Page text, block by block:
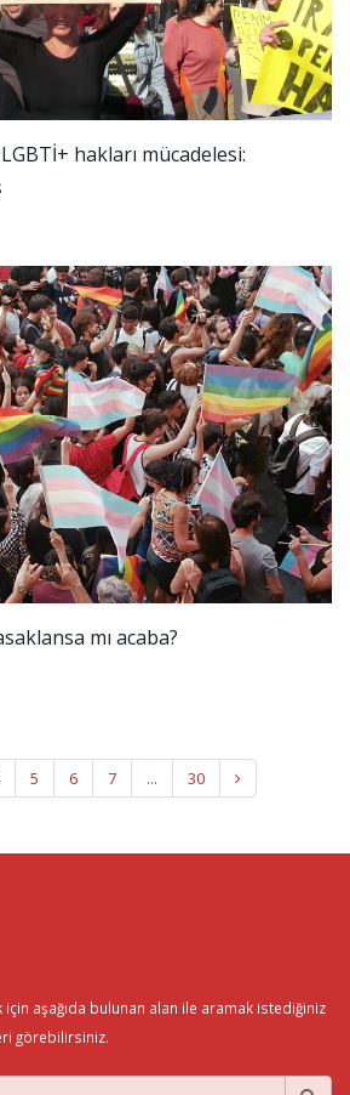
hakları mücadelesi:
mı acaba?
5 6 7 ... 30
aşağıda bulunan alan ile aramak istediğiniz
görebilirsiniz.